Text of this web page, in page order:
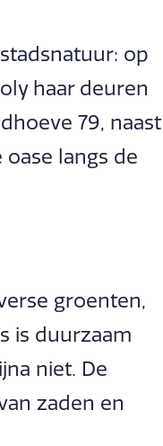
op
haar deuren
79, naast
langs de
groenten,
is duurzaam
niet. De
zaden en